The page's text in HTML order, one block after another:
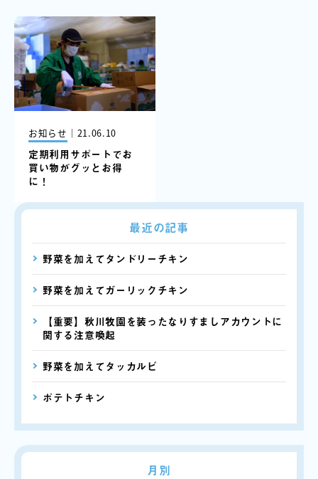
お知らせ ｜ 21.06.10
定期利用サポートでお
買い物がグッとお得
に！
最近の記事
野菜を加えてタンドリーチキン
野菜を加えてガーリックチキン
【重要】秋川牧園を装ったなりすましアカウントに
関する注意喚起
野菜を加えてタッカルビ
ポテトチキン
月別